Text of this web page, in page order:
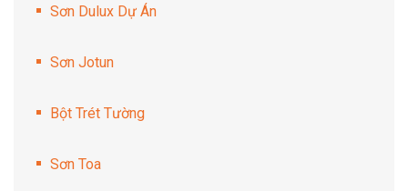
Sơn Dulux Dự Án
Sơn Jotun
Bột Trét Tường
Sơn Toa